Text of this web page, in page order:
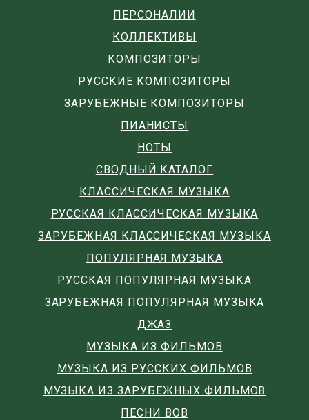
ПЕРСОНАЛИИ
КОЛЛЕКТИВЫ
КОМПОЗИТОРЫ
РУССКИЕ КОМПОЗИТОРЫ
ЗАРУБЕЖНЫЕ КОМПОЗИТОРЫ
ПИАНИСТЫ
НОТЫ
СВОДНЫЙ КАТАЛОГ
КЛАССИЧЕСКАЯ МУЗЫКА
РУССКАЯ КЛАССИЧЕСКАЯ МУЗЫКА
ЗАРУБЕЖНАЯ КЛАССИЧЕСКАЯ МУЗЫКА
ПОПУЛЯРНАЯ МУЗЫКА
РУССКАЯ ПОПУЛЯРНАЯ МУЗЫКА
ЗАРУБЕЖНАЯ ПОПУЛЯРНАЯ МУЗЫКА
ДЖАЗ
МУЗЫКА ИЗ ФИЛЬМОВ
МУЗЫКА ИЗ РУССКИХ ФИЛЬМОВ
МУЗЫКА ИЗ ЗАРУБЕЖНЫХ ФИЛЬМОВ
ПЕСНИ ВОВ